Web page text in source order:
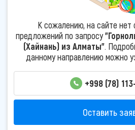
К сожалению, на сайте нет
предложений по запросу
(Хайнань) из Алматы".
данному направлению можно
+998 (78)
Оставить